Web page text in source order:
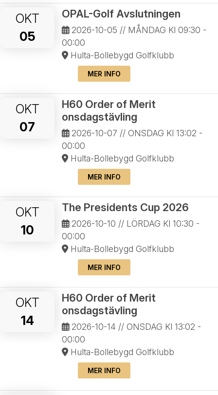
OKT
05
OPAL-Golf Avslutningen
2026-10-05 // MÅNDAG Kl 09:30 -
00:00
Hulta-Bollebygd Golfklubb
MER INFO
OKT
07
H60 Order of Merit
onsdagstävling
2026-10-07 // ONSDAG Kl 13:02 -
00:00
Hulta-Bollebygd Golfklubb
MER INFO
OKT
10
The Presidents Cup 2026
2026-10-10 // LÖRDAG Kl 10:30 -
00:00
Hulta-Bollebygd Golfklubb
MER INFO
OKT
14
H60 Order of Merit
onsdagstävling
2026-10-14 // ONSDAG Kl 13:02 -
00:00
Hulta-Bollebygd Golfklubb
MER INFO